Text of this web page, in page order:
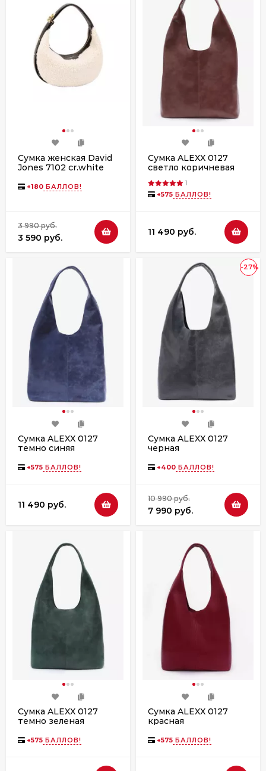
Сумка женская David
Jones 7102 cr.white
+180 БАЛЛОВ!
3 990 руб.
3 590 руб.
Сумка ALEXX 0127
светло коричневая
1
+575 БАЛЛОВ!
11 490 руб.
Сумка ALEXX 0127
темно синяя
+575 БАЛЛОВ!
11 490 руб.
-27%
Сумка ALEXX 0127
черная
+400 БАЛЛОВ!
10 990 руб.
7 990 руб.
Сумка ALEXX 0127
темно зеленая
+575 БАЛЛОВ!
Сумка ALEXX 0127
красная
+575 БАЛЛОВ!